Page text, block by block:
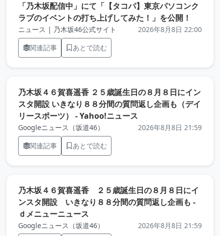
「乃木坂配信中」にて「【タコパ】東京パソコンク
ラブのイベントの打ち上げしてみた！」を公開！
ニュース | 乃木坂46公式サイト
2026年8月8日 22:00
関連記事
あとで読む
乃木坂４６賀喜遥香 ２５歳誕生日の８月８日にイン
スタ開設 いきなり８８分間の質問返し企画も（デイ
リースポーツ） - Yahoo!ニュース
Googleニュース（坂道46）
2026年8月8日 21:59
関連記事
あとで読む
乃木坂４６賀喜遥香 ２５歳誕生日の８月８日にイ
ンスタ開設 いきなり８８分間の質問返し企画も -
ｄメニューニュース
Googleニュース（坂道46）
2026年8月8日 21:59